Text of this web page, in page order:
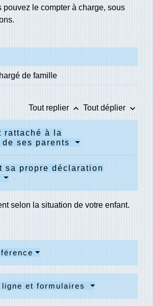
pouvez le compter à charge, sous
de famille
Tout replier keyboard_arrow_up Tout déplier keyboard_arrow_down
rattaché à la
ses parents
sa propre déclaration
selon la situation de votre enfant.
et formulaires